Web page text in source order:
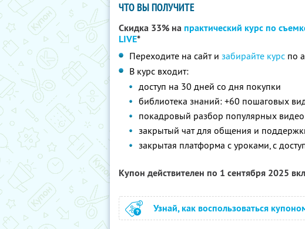
ЧТО ВЫ ПОЛУЧИТЕ
Скидка 33% напрактический курс по
LIVE*
Переходите на сайт и забирайте курс по
В курс входит:
доступ на 30 дней со дня покупки
библиотека знаний: +60 пошаговых
покадровый разбор популярных видео
закрытый чат для общения и
закрытая платформа с уроками, с
Купон действителен по 1 сентября 2025
Узнай, как воспользоваться